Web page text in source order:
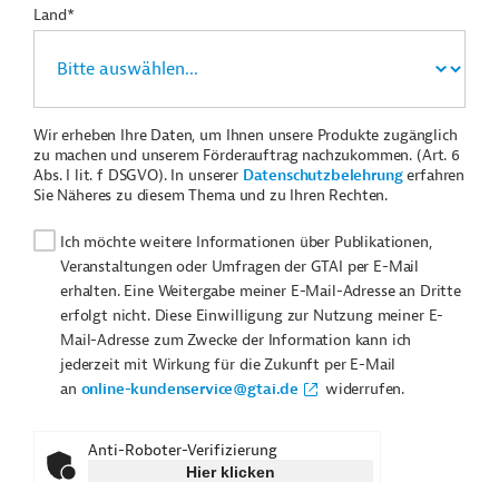
Land*
Wir erheben Ihre Daten, um Ihnen unsere Produkte zugänglich
zu machen und unserem Förderauftrag nachzukommen. (Art. 6
Abs. I lit. f DSGVO). In unserer Datenschutzbelehrungerfahren
Sie Näheres zu diesem Thema und zu Ihren Rechten.
Ich möchte weitere Informationen über Publikationen,
Veranstaltungen oder Umfragen der GTAI per E-Mail
erhalten. Eine Weitergabe meiner E-Mail-Adresse an Dritte
erfolgt nicht. Diese Einwilligung zur Nutzung meiner E-
Mail-Adresse zum Zwecke der Information kann ich
jederzeit mit Wirkung für die Zukunft per E-Mail
an online-kundenservice@gtai.de widerrufen.
Anti-Roboter-Verifizierung
Hier klicken